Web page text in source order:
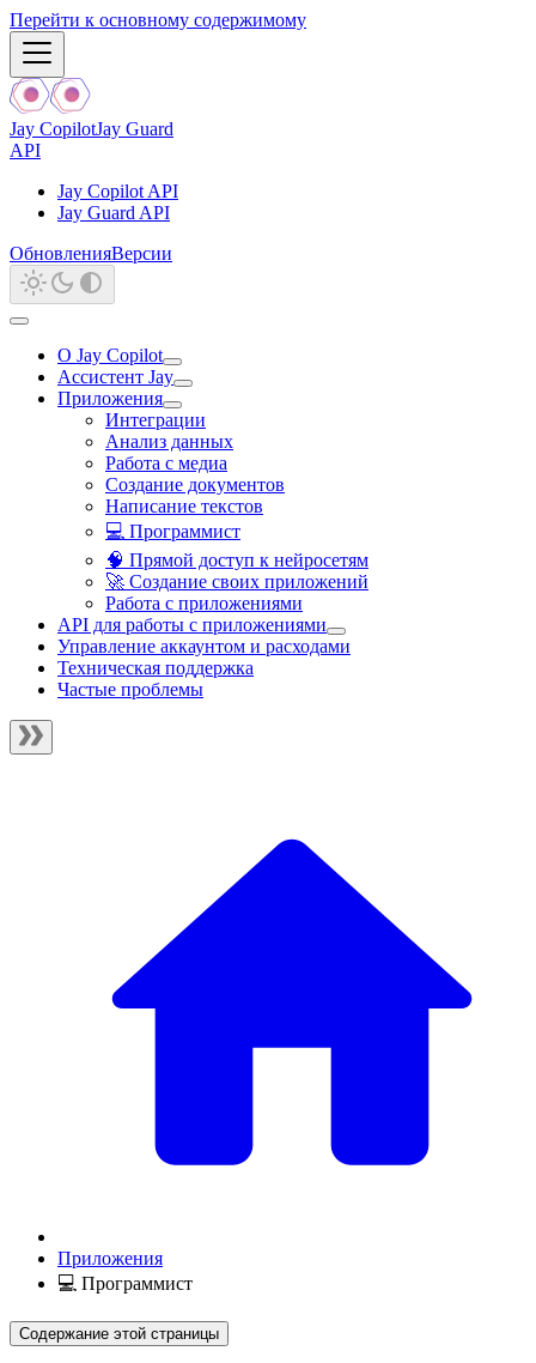
Перейти к основному содержимому
Jay CopilotJay Guard
API
Jay Copilot API
Jay Guard API
ОбновленияВерсии
О Jay Copilot
Ассистент Jay
Приложения
Интеграции
Анализ данных
Работа с медиа
Создание документов
Написание текстов
💻 Программист
🧠 Прямой доступ к нейросетям
🚀 Создание своих приложений
Работа с приложениями
API для работы с приложениями
Управление аккаунтом и расходами
Техническая поддержка
Частые проблемы
Приложения
💻 Программист
Содержание этой страницы